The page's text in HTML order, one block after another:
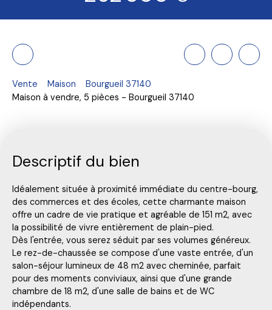
Vente Maison
Bourgueil 37140
Maison à vendre, 5 pièces - Bourgueil 37140
Descriptif du bien
Idéalement située à proximité immédiate du centre-bourg,
des commerces et des écoles, cette charmante maison
offre un cadre de vie pratique et agréable de 151 m2, avec
la possibilité de vivre entièrement de plain-pied.
Dès l'entrée, vous serez séduit par ses volumes généreux.
Le rez-de-chaussée se compose d'une vaste entrée, d'un
salon-séjour lumineux de 48 m2 avec cheminée, parfait
pour des moments conviviaux, ainsi que d'une grande
chambre de 18 m2, d'une salle de bains et de WC
indépendants.